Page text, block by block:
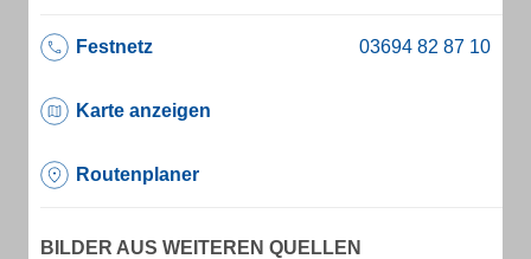
Festnetz
Karte anzeigen
Routenplaner
BILDER AUS WEITEREN QUELLEN